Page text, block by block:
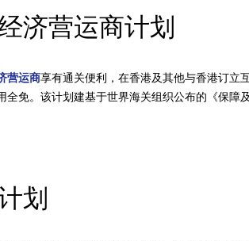
济营运商计划
营运商享有通关便利，在香港及其他与香港订立
全免。该计划建基于世界海关组织公布的《保障
划